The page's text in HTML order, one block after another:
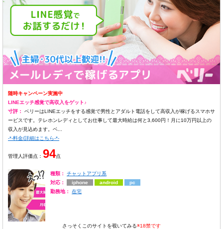
随時キャンペーン実施中
LINEエッチ感覚で高収入をゲット♪
寸評：
ベリーはLINEエッチをする感覚で男性とアダルト電話をして高収入が稼げるスマホサ
ービスです。テレホンレディとしてお仕事して最大時給は何と3,600円！月に10万円以上の
収入が見込めます。ベ...
-*-料金/詳細はこちら-*-
管理人評価点： 94点
種類：
チャットアプリ系
対応：
iphone android
pc
勤務地：
在宅
さっそくこのサイトを覗いてみる※18禁です